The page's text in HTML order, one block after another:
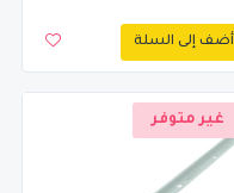
أضف إلى السلة
غير متوفر